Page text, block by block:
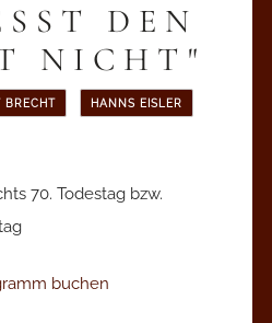
DEN
NICHT"
BRECHT HANNS EISLER
70. Todestag bzw.
buchen